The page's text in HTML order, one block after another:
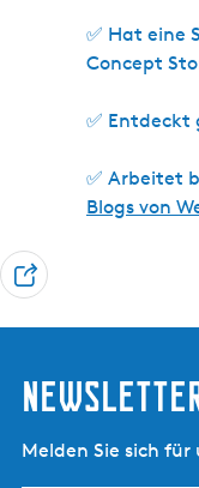
✅ Hat eine
Concept
✅ Entdeckt
✅ Arbeitet
Blogs von
T
e
Melden Sie sich